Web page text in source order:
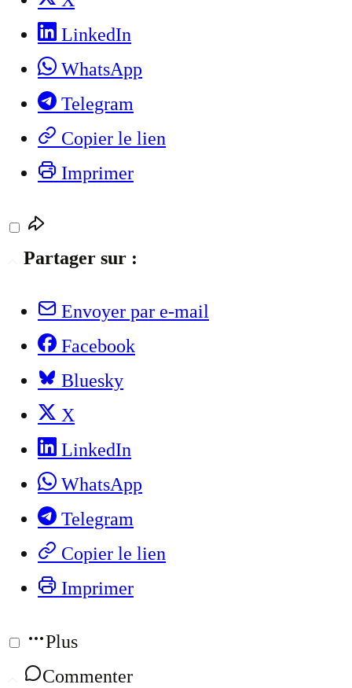
LinkedIn
WhatsApp
Telegram
Copier le lien
Imprimer
Partager sur :
Envoyer par e-mail
Facebook
Bluesky
X
LinkedIn
WhatsApp
Telegram
Copier le lien
Imprimer
Plus
Commenter